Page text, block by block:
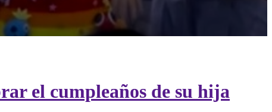
el cumpleaños de su hija